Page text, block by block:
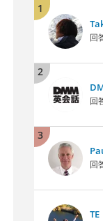
1
回
2
回
3
回
TE